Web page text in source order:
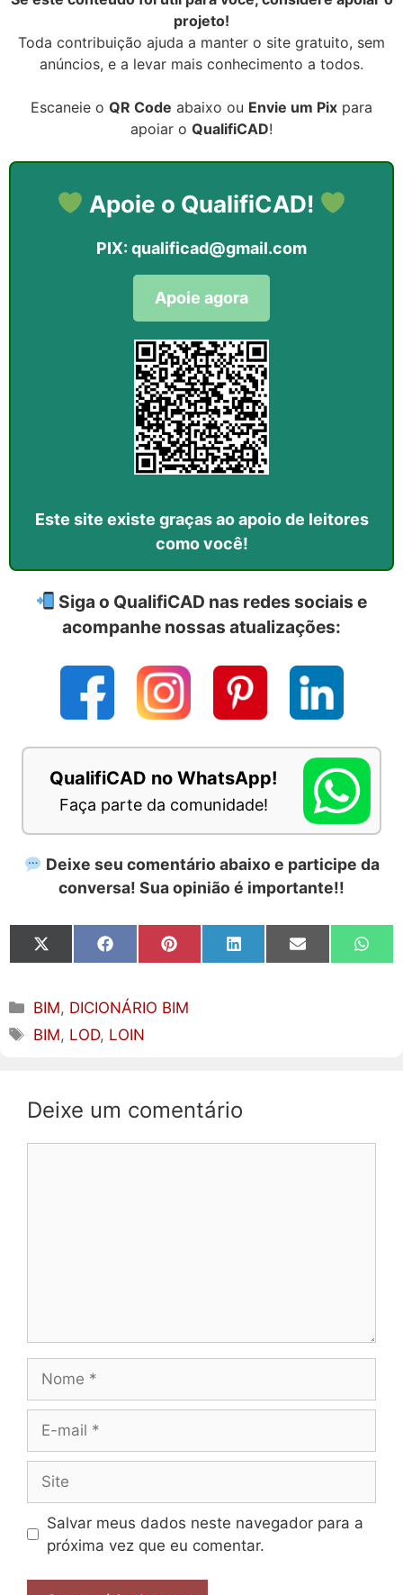
projeto!
Toda contribuição ajuda a manter o site gratuito, sem
anúncios, e a levar mais conhecimento a todos.
Escaneie o QR Code abaixo ou Envie um Pix para
apoiar o QualifiCAD!
Apoie o QualifiCAD!
PIX: qualificad@gmail.com
Apoie agora
Este site existe graças ao apoio de leitores
como você!
Siga o QualifiCAD nas redes sociais e
acompanhe nossas atualizações:
QualifiCAD no WhatsApp!
Faça parte da comunidade!
Deixe seu comentário abaixo e participe da
conversa! Sua opinião é importante!!
Share
on
Share
on
Share
on
Share
on
Share
on
Share
on
Categorias
BIM, DICIONÁRIO BIM
Tags
BIM, LOD, LOIN
Deixe um comentário
mail
Salvar meus dados neste navegador para a
próxima vez que eu comentar.